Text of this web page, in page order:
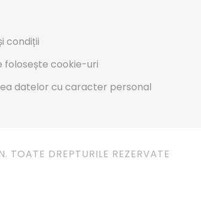
condiții
folosește cookie-uri
datelor cu caracter personal
DREPTURILE REZERVATE